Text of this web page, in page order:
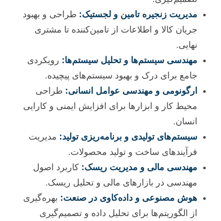
مدیریت زنجیره تامین و لجستیک: طراحی و بهبود
جریان کالا و اطلاعات از تامین‌کننده تا مشتری
نهایی.
مهندسی سیستم‌ها و تحلیل سیستم‌ها: رویکردی
جامع برای درک و بهبود سیستم‌های پیچیده.
ارگونومی و مهندسی عوامل انسانی: طراحی
محیط کار و ابزارها برای افزایش ایمنی و کارایی
انسان.
سیستم‌های تولیدی و برنامه‌ریزی تولید: مدیریت
فرآیندهای ساخت و تولید محصولات.
مهندسی مالی و مدیریت ریسک: کاربرد اصول
مهندسی در بازارهای مالی و تحلیل ریسک.
هوش مصنوعی و داده‌کاوی در صنعت: بهره‌گیری
از الگوریتم‌ها برای تحلیل داده و تصمیم‌گیری